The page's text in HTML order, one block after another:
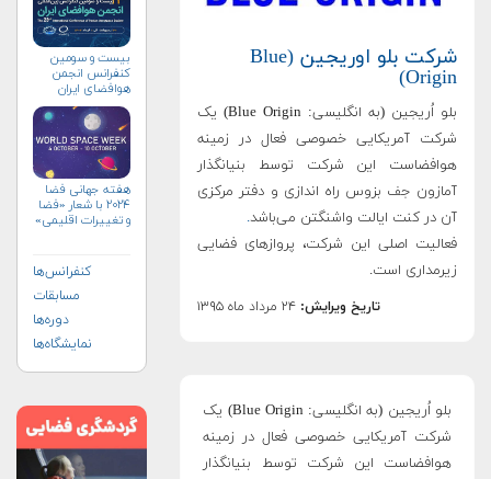
شرکت بلو اوریجین (Blue
Origin)
بلو اُریجین (به انگلیسی: Blue Origin) یک
شرکت آمریکایی خصوصی فعال در زمینه
هوافضاست این شرکت توسط بنیانگذار
آمازون جف بزوس راه اندازی و دفتر مرکزی
آن در کنت ایالت واشنگتن می‌باشد.
فعالیت اصلی این شرکت، پروازهای فضایی
زیرمداری است.
تاریخ ویرایش: ۲۴ مرداد ماه ۱۳۹۵
بلو اُریجین (به انگلیسی: Blue Origin) یک
شرکت آمریکایی خصوصی فعال در زمینه
هوافضاست این شرکت توسط بنیانگذار
بیست و سومین
کنفرانس انجمن
هوافضای ايران
هفته جهانی فضا
۲۰۲۴ با شعار «فضا
و تغییرات اقلیمی»
کنفرانس‌ها
مسابقات
دوره‌ها
نمایشگاه‌ها